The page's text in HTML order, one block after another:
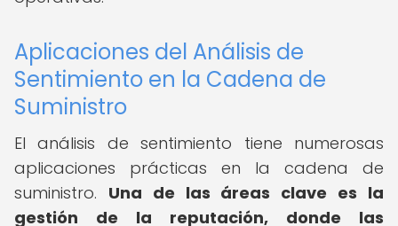
Aplicaciones del Análisis de
Sentimiento en la Cadena de
Suministro
El análisis de sentimiento tiene numerosas
aplicaciones prácticas en la cadena de
suministro. Una de las áreas clave es la
gestión de la reputación, donde las